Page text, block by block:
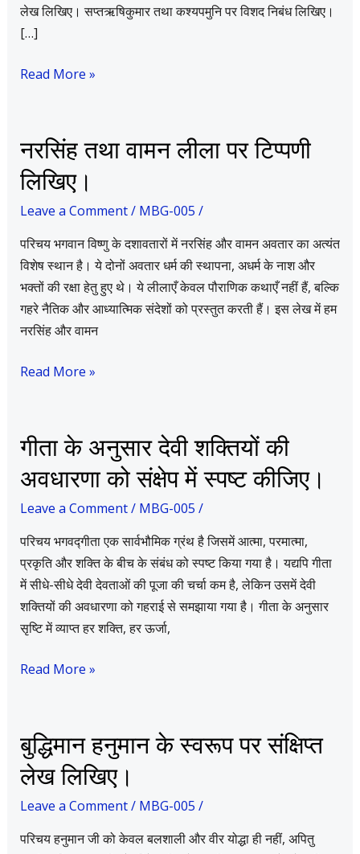
लेख लिखिए। सप्तऋषिकुमार तथा कश्यपमुनि पर विशद निबंध लिखिए।
[…]
Read More »
नरसिंह तथा वामन लीला पर टिप्पणी
लिखिए।
Leave a Comment/ MBG-005 /
परिचय भगवान विष्णु के दशावतारों में नरसिंह और वामन अवतार का अत्यंत
विशेष स्थान है। ये दोनों अवतार धर्म की स्थापना, अधर्म के नाश और
भक्तों की रक्षा हेतु हुए थे। ये लीलाएँ केवल पौराणिक कथाएँ नहीं हैं, बल्कि
गहरे नैतिक और आध्यात्मिक संदेशों को प्रस्तुत करती हैं। इस लेख में हम
नरसिंह और वामन
नरसिंह
तथा
वामन
लीला
टिप्पणी
लिखिए।
Read More »
गीता के अनुसार देवी शक्तियों की
अवधारणा को संक्षेप में स्पष्ट कीजिए।
Leave a Comment/ MBG-005 /
परिचय भगवद्गीता एक सार्वभौमिक ग्रंथ है जिसमें आत्मा, परमात्मा,
प्रकृति और शक्ति के बीच के संबंध को स्पष्ट किया गया है। यद्यपि गीता
में सीधे-सीधे देवी देवताओं की पूजा की चर्चा कम है, लेकिन उसमें देवी
शक्तियों की अवधारणा को गहराई से समझाया गया है। गीता के अनुसार
सृष्टि में व्याप्त हर शक्ति, हर ऊर्जा,
गीता
अनुसार
देवी
की
अवधारणा
को
संक्षेप
में
Read More »
बुद्धिमान हनुमान के स्वरूप पर संक्षिप्त
लेख लिखिए।
Leave a Comment/ MBG-005 /
परिचय हनुमान जी को केवल बलशाली और वीर योद्धा ही नहीं, अपितु
बुद्धिमान
हनुमान
के
स्वरूप
संक्षिप्त